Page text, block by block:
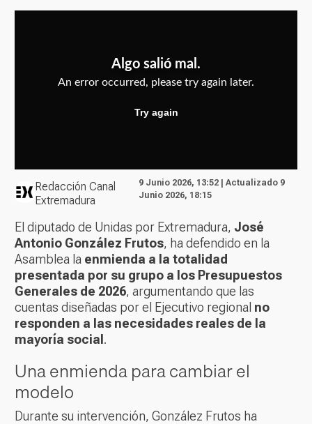
Redacción Canal
Extremadura
9 Junio 2026, 13:52 | Actualizado 9
Junio 2026, 18:15
El diputado de Unidas por Extremadura, José
Antonio González Frutos, ha defendido en la
Asamblea la enmienda a la totalidad
presentada por su grupo a los Presupuestos
Generales de 2026, argumentando que las
cuentas diseñadas por el Ejecutivo regional no
responden a las necesidades reales de la
mayoría social .
Una enmienda para cambiar el
modelo
Durante su intervención, González Frutos ha